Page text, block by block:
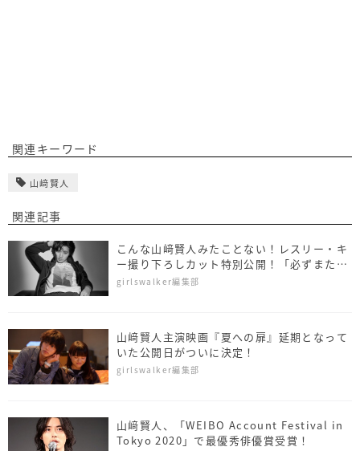
関連キーワード
山﨑賢人
関連記事
こんな山﨑賢人みたことない！レスリー・キ
ー撮り下ろしカット特別公開！「必ずまた撮
影したいと思う俳優の1人」
girlswalker編集部
山﨑賢人主演映画『夏への扉』延期となって
いた公開日がついに決定！
girlswalker編集部
山﨑賢人、「WEIBO Account Festival in
Tokyo 2020」で最優秀俳優賞受賞！